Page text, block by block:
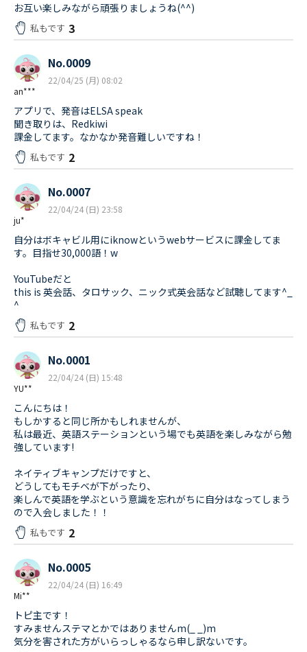
お互い楽しみながら頑張りましょうね(^^)
私もです 3
an***
No.0009
22/04/25 (月) 08:02
アプリで、発音はELSA speak
聞き取りは、Redkiwi
課金してます。なかなか発音難しいですね！
私もです 2
ju*
No.0007
22/04/24 (日) 23:58
自分はボキャビル用にiknowというwebサービスに課金してま
す。目指せ30,000語！w
YouTubeだと
this is 英会話、タロサック、ニック式英会話など試聴してます^_
^
私もです 2
YU**
No.0001
22/04/24 (日) 15:48
こんにちは！
もしかすると同じ所かもしれませんが、
私は最近、英語ステーションという場でも英語を楽しみながら勉
強しています!
ネイティブキャンプだけですと、
どうしてもモチベが下がったり、
楽しんで英語を学ぶという意識を忘れがちに自分はなってしまう
ので入会しました！！
私もです 2
Mi**
No.0005
22/04/24 (日) 16:49
トピ主です！
すみませんステマとかではありませんm(_ _)m
気分を害された方がいらっしゃるなら申し訳ないです。